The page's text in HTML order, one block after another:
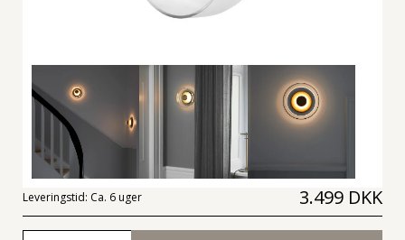
Leveringstid: Ca. 6 uger 3.499 DKK